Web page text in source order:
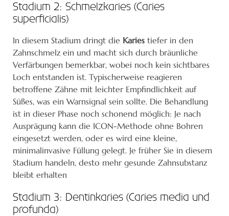
Stadium 2: Schmelzkaries (Caries
superficialis)
In diesem Stadium dringt die Karies tiefer in den
Zahnschmelz ein und macht sich durch bräunliche
Verfärbungen bemerkbar, wobei noch kein sichtbares
Loch entstanden ist. Typischerweise reagieren
betroffene Zähne mit leichter Empfindlichkeit auf
Süßes, was ein Warnsignal sein sollte. Die Behandlung
ist in dieser Phase noch schonend möglich: Je nach
Ausprägung kann die ICON-Methode ohne Bohren
eingesetzt werden, oder es wird eine kleine,
minimalinvasive Füllung gelegt. Je früher Sie in diesem
Stadium handeln, desto mehr gesunde Zahnsubstanz
bleibt erhalten
Stadium 3: Dentinkaries (Caries media und
profunda)